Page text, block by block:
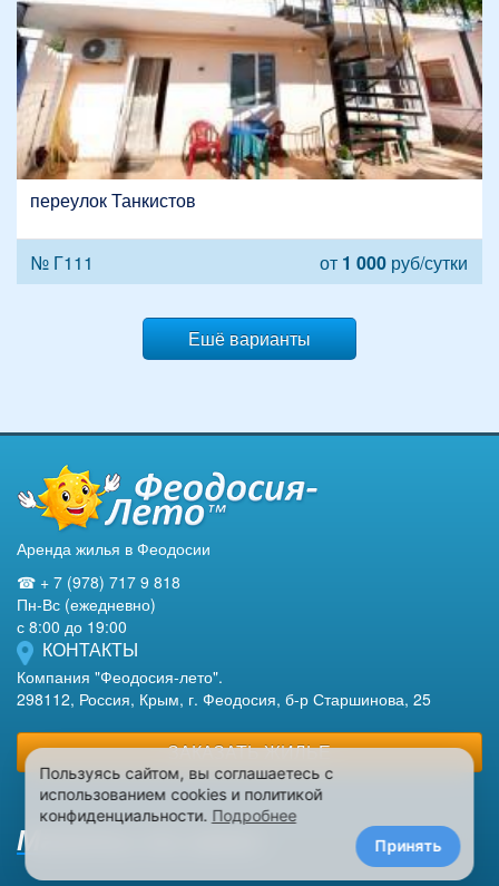
переулок Танкистов
№ Г111 от 1 000 руб/сутки
Ешё варианты
Аренда жилья в Феодосии
☎ + 7 (978) 717 9 818
Пн-Вс (ежедневно)
с 8:00 до 19:00
КОНТАКТЫ
Компания "Феодосия-лето".
298112, Россия, Крым, г. Феодосия, б-р Старшинова, 25
ЗАКАЗАТЬ ЖИЛЬЕ
Макеты на заказ
Пользуясь сайтом, вы соглашаетесь с
использованием cookies и политикой
конфиденциальности. Подробнее
Принять